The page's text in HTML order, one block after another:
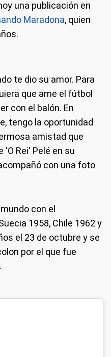
una publicación en
Maradona, quien
te dio su amor. Para
que ame el fútbol
con el balón. En
tengo la oportunidad
amistad que
Rei' Pelé en su
con una foto
con el
1958, Chile 1962 y
el 23 de octubre y se
por el que fue